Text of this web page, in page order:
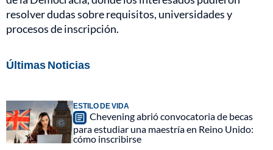
resolver dudas sobre requisitos, universidades y
procesos de inscripción.
Últimas Noticias
ESTILO DE VIDA
Chevening abrió convocatoria de becas
para estudiar una maestría en Reino Unido:
cómo inscribirse